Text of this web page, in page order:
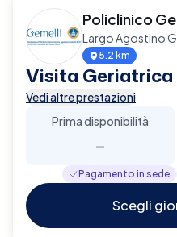
Policlinico
Largo Agostino
5.2 km
Visita Geriatrica
Vedi altre prestazioni
Prima disponibilità
-
Pagamento in sede
Scegli